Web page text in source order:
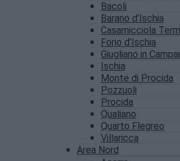
Bacoli
Barano d’Ischia
Casamicciola
Forio d’Ischia
Giugliano in
Ischia
Monte di Procida
Pozzuoli
Procida
Qualiano
Quarto Flegreo
Villaricca
Area Nord